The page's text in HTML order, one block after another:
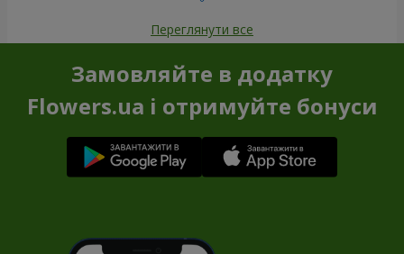
Переглянути все
Замовляйте в додатку
Flowers.ua і отримуйте бонуси